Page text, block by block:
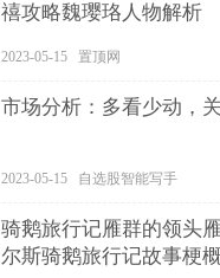
禧攻略魏璎珞人物解析
2023-05-15 置顶网
市场分析：多看少动，
2023-05-15 自选股智能写手
骑鹅旅行记雁群的领头
尔斯骑鹅旅行记故事梗